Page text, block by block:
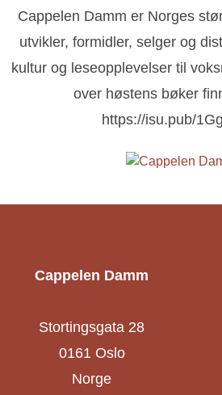
Cappelen Damm er Norges
utvikler, formidler, selger og
kultur og leseopplevelser til
over høstens bøker
https://isu.pub/
Cappelen Damm
Stortingsgata 28
0161 Oslo
Norge